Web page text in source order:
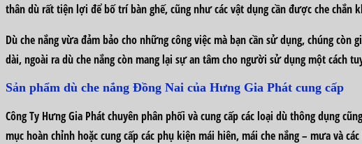
thân dù rất tiện lợi để bố trí bàn ghế, cũng như các vật dụng cần được che chắn
Dù che nắng vừa đảm bảo cho những công việc mà bạn cần sử dụng, chúng
dài, ngoài ra dù che nắng còn mang lại sự an tâm cho người sử dụng một cách
Sản phẩm dù che nắng Đồng Nai của Hưng Gia Phát cung cấp
Công Ty Hưng Gia Phát chuyên phân phối và cung cấp các loại dù thông dụng
mục hoàn chỉnh hoặc cung cấp các phụ kiện mái hiên, mái che nắng – mưa và